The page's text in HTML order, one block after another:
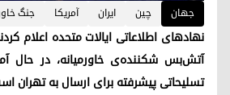
جهان چین ایران آمریکا جنگ
نهادهای اطلاعاتی ایالات متحده اعلام
آتش‌بس شکننده‌ی خاورمیانه، در حال
تسلیحاتی پیشرفته برای ارسال به تهران